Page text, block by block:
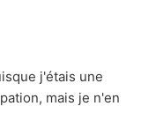
j'étais une
mais je n'en